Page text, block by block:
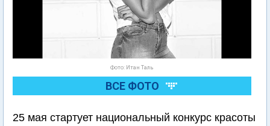
Фото: Итан Таль
ВСЕ ФОТО
25 мая стартует национальный конкурс красоты